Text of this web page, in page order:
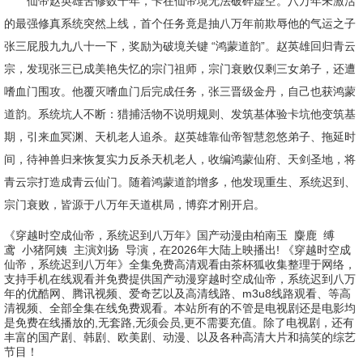
的最强修真系统突然上线，首个任务竟是抽八万年前欺辱他的气运之子
张三屁股九九八十一下，奖励为破境关键 “鸿蒙道韵”。赵英雄回归青云
宗，发现张三已成美艳失忆的宗门祖师，宗门衰败仅剩三女弟子，还遭
嗜血门围攻。他覆灭嗜血门后完成任务，张三晋级金丹，自己也获鸿蒙
道韵。系统坑人不断：猎捕活物不说明规则、发筑基体验卡坑他变筑基
期，引来血冥渊、天机老人追杀。赵英雄靠仙帝智慧忽悠弟子、拖延时
间，待神兽归来恢复实力反杀天机老人，收编鸿蒙仙府、天剑圣地，将
青云宗打造成青云仙门。随着鸿蒙道韵增多，他发现重生、系统迟到、
宗门衰败，皆源于八万年天道棋局，博弈才刚开启。
《穿越时空成仙帝，系统迟到八万年》国产动漫由柏南玉 麋鹿 缚
鸢 小猪阿姨 主演刘扬 导演，在2026年大陆上映播出! 《穿越时空成
仙帝，系统迟到八万年》全集免费高清观看由茶杯狐收集整理于网络，
支持手机在线观看并免费提供国产动漫穿越时空成仙帝，系统迟到八万
年的优酷网、腾讯视频、爱奇艺以及高清线路、m3u8线路观看、等高
清视频、全部全集在线免费观看。本站所有的不管是电视剧还是电影均
是免费在线播放的,无套路,无须会员,更不需要充值。除了电视剧，还有
丰富的国产剧、韩剧、欧美剧、动漫、以及各种高清大片和搞笑的综艺
节目！